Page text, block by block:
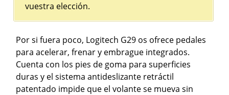
vuestra elección.
Por si fuera poco, Logitech G29 os ofrece pedales
para acelerar, frenar y embrague integrados.
Cuenta con los pies de goma para superficies
duras y el sistema antideslizante retráctil
patentado impide que el volante se mueva sin